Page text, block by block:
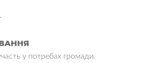
у потребах громади.